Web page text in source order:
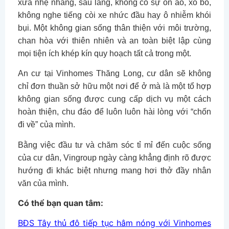
xưa nhẹ nhàng, sâu lắng, không có sự ồn ào, xô bồ,
không nghe tiếng còi xe nhức đầu hay ô nhiễm khói
bụi. Một không gian sống thân thiện với môi trường,
chan hòa với thiên nhiên và an toàn biệt lập cùng
mọi tiện ích khép kín quy hoạch tất cả trong một.
An cư tại Vinhomes Thăng Long, cư dân sẽ không
chỉ đơn thuần sở hữu một nơi để ở mà là một tổ hợp
không gian sống được cung cấp dịch vụ một cách
hoàn thiện, chu đáo để luôn luôn hài lòng với “chốn
đi về” của mình.
Bằng việc đầu tư và chăm sóc tỉ mỉ đến cuộc sống
của cư dân, Vingroup ngày càng khẳng định rõ được
hướng đi khác biệt nhưng mang hơi thở đầy nhân
văn của mình.
Có thể bạn quan tâm:
BĐS Tây thủ đô tiếp tục hâm nóng với Vinhomes